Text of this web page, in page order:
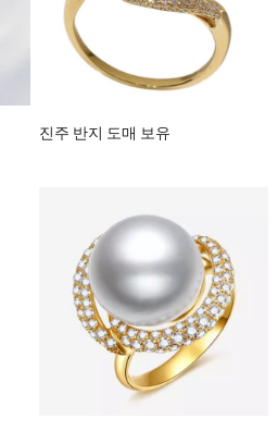
진주 반지 도매 보유